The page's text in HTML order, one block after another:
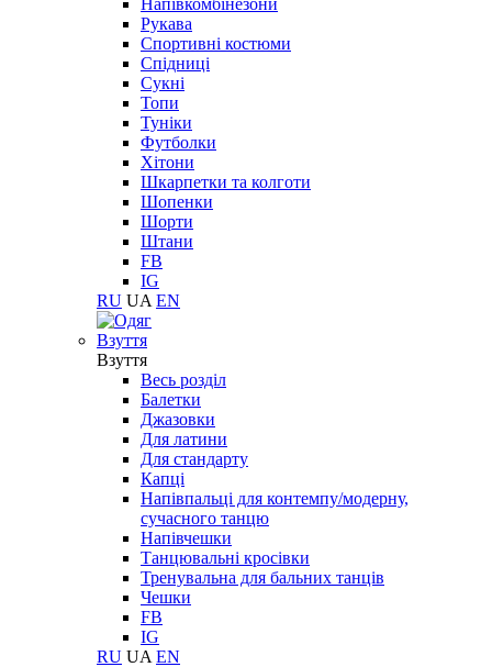
Напівкомбінезони
Рукава
Спортивні костюми
Спідниці
Сукні
Топи
Туніки
Футболки
Хітони
Шкарпетки та колготи
Шопенки
Шорти
Штани
FB
IG
RU UA EN
Взуття
Взуття
Весь розділ
Балетки
Джазовки
Для латини
Для стандарту
Капці
Напівпальці для контемпу/модерну,
сучасного танцю
Напівчешки
Танцювальні кросівки
Тренувальна для бальних танців
Чешки
FB
IG
RU UA EN